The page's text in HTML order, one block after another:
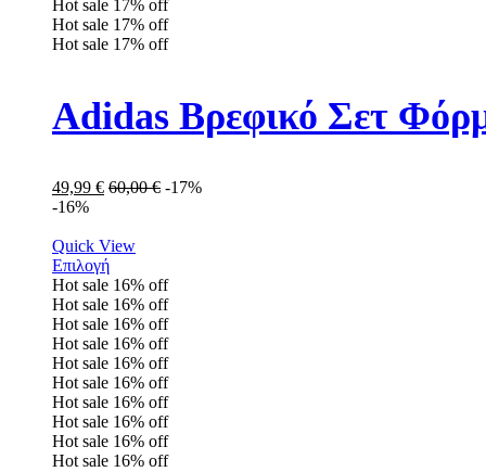
Hot sale 17% off
Hot sale 17% off
Hot sale 17% off
Adidas Βρεφικό Σετ
49,99 € 60,00€ -17%
-16%
Quick View
Επιλογή
Hot sale 16% off
Hot sale 16% off
Hot sale 16% off
Hot sale 16% off
Hot sale 16% off
Hot sale 16% off
Hot sale 16% off
Hot sale 16% off
Hot sale 16% off
Hot sale 16% off